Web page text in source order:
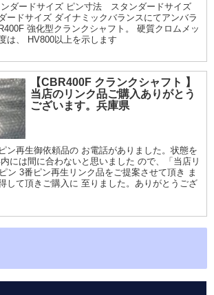
ダードサイズ ピン寸法 スタンダードサイズ
ドサイズ ダイナミックバランスにてアンバラ
強化型クランクシャフト。 硬質クロムメッ
は、 HV800以上を示します
【CBR400F クランクシャフト 】
当店のリンク品ご購入ありがとう
ございます。兵庫県
ン再生御依頼品の お電話がありました。状態を
には間に合わないと思いました ので、「当店リ
ン 3番ピン再生リンク品をご提案させて頂き ま
して頂きご購入に 至りました。ありがとうござ